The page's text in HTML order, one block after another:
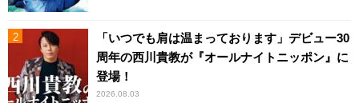
「いつでも肩は温まっております」デビュー30
周年の西川貴教が『オールナイトニッポン』に
登場！
2026.08.03